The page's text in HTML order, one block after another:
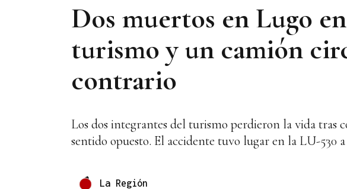
Dos muertos en Lugo
turismo y un camión
contrario
Los dos integrantes del turismo perdieron la vida tras
sentido opuesto. El accidente tuvo lugar en la LU-530
La Región